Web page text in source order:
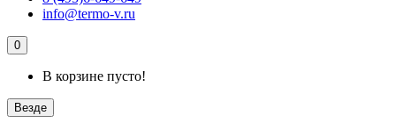
info@termo-v.ru
0
В корзине пусто!
Везде